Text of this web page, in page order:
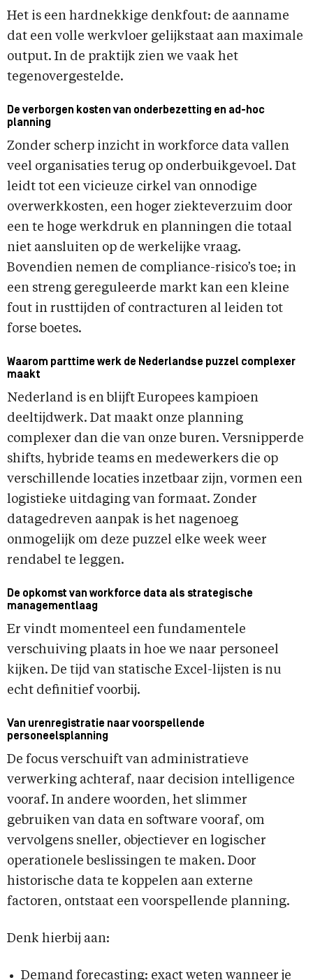
Het is een hardnekkige denkfout: de aanname
dat een volle werkvloer gelijkstaat aan maximale
output. In de praktijk zien we vaak het
tegenovergestelde.
De verborgen kosten van onderbezetting en ad-hoc
planning
Zonder scherp inzicht in workforce data vallen
veel organisaties terug op onderbuikgevoel. Dat
leidt tot een vicieuze cirkel van onnodige
overwerkkosten, een hoger ziekteverzuim door
een te hoge werkdruk en planningen die totaal
niet aansluiten op de werkelijke vraag.
Bovendien nemen de compliance-risico’s toe; in
een streng gereguleerde markt kan een kleine
fout in rusttijden of contracturen al leiden tot
forse boetes.
Waarom parttime werk de Nederlandse puzzel complexer
maakt
Nederland is en blijft Europees kampioen
deeltijdwerk. Dat maakt onze planning
complexer dan die van onze buren. Versnipperde
shifts, hybride teams en medewerkers die op
verschillende locaties inzetbaar zijn, vormen een
logistieke uitdaging van formaat. Zonder
datagedreven aanpak is het nagenoeg
onmogelijk om deze puzzel elke week weer
rendabel te leggen.
De opkomst van workforce data als strategische
managementlaag
Er vindt momenteel een fundamentele
verschuiving plaats in hoe we naar personeel
kijken. De tijd van statische Excel-lijsten is nu
echt definitief voorbij.
Van urenregistratie naar voorspellende
personeelsplanning
De focus verschuift van administratieve
verwerking achteraf, naar decision intelligence
vooraf. In andere woorden, het slimmer
gebruiken van data en software vooraf, om
vervolgens sneller, objectiever en logischer
operationele beslissingen te maken. Door
historische data te koppelen aan externe
factoren, ontstaat een voorspellende planning.
Denk hierbij aan:
Demand forecasting: exact weten wanneer je